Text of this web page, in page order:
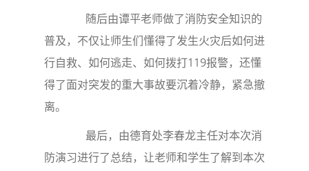
随后由谭平老师做了消防安全知识的
普及，不仅让师生们懂得了发生火灾后如何进
行自救、如何逃走、如何拨打119报警，还懂
得了面对突发的重大事故要沉着冷静，紧急撤
离。
最后，由德育处李春龙主任对本次消
防演习进行了总结，让老师和学生了解到本次